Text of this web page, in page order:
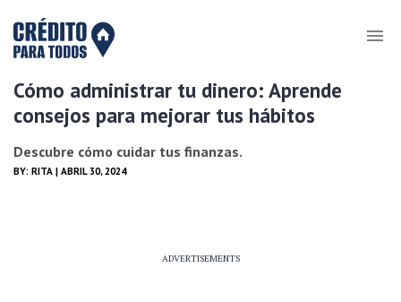
Cómo administrar tu dinero: Aprende
consejos para mejorar tus hábitos
Descubre cómo cuidar tus finanzas.
BY: RITA | ABRIL 30, 2024
ADVERTISEMENTS